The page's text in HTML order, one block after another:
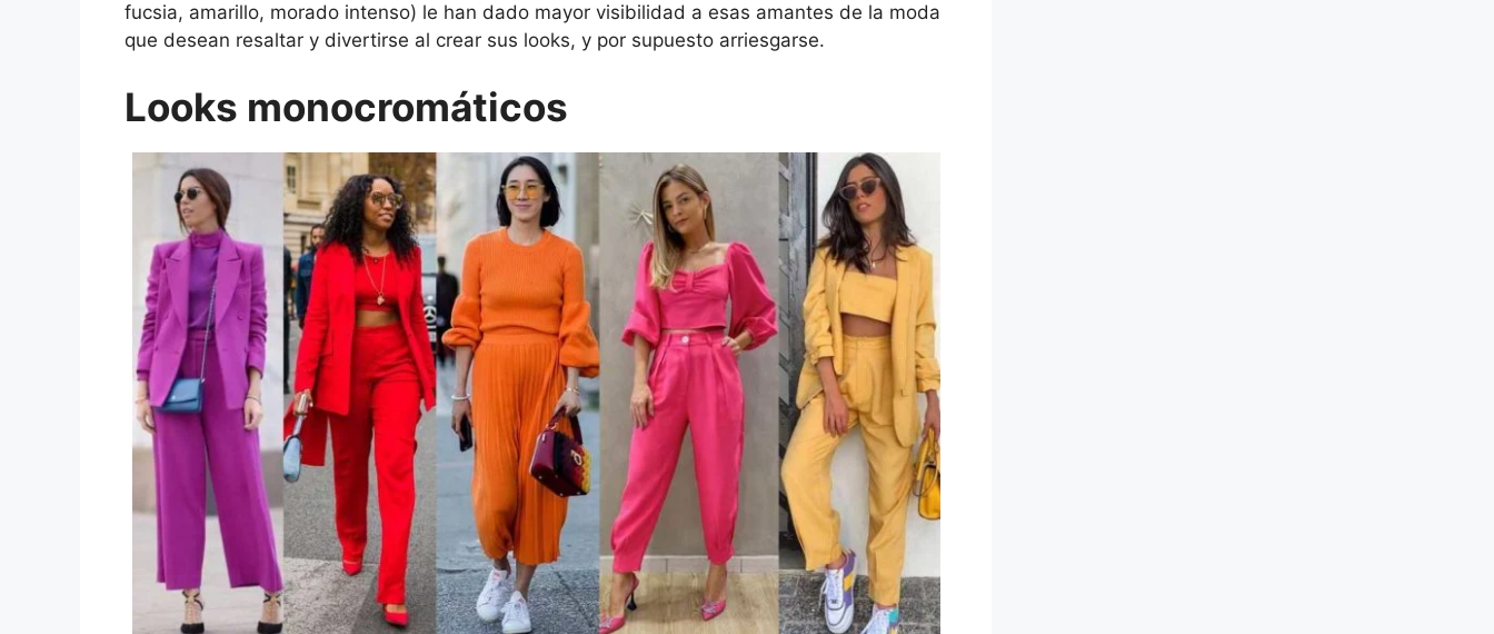
fucsia, amarillo, morado intenso) le han dado mayor visibilidad a esas amantes de la moda
que desean resaltar y divertirse al crear sus looks, y por supuesto arriesgarse.
Looks monocromáticos